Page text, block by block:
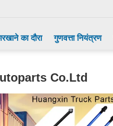
का दौरा गुणवत्ता नियंत्रण
Co.Ltd